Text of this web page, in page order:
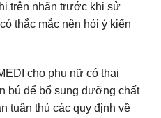
trên nhãn trước khi sử
thắc mắc nên hỏi ý kiến
cho phụ nữ có thai
bú để bổ sung dưỡng chất
tuân thủ các quy định về